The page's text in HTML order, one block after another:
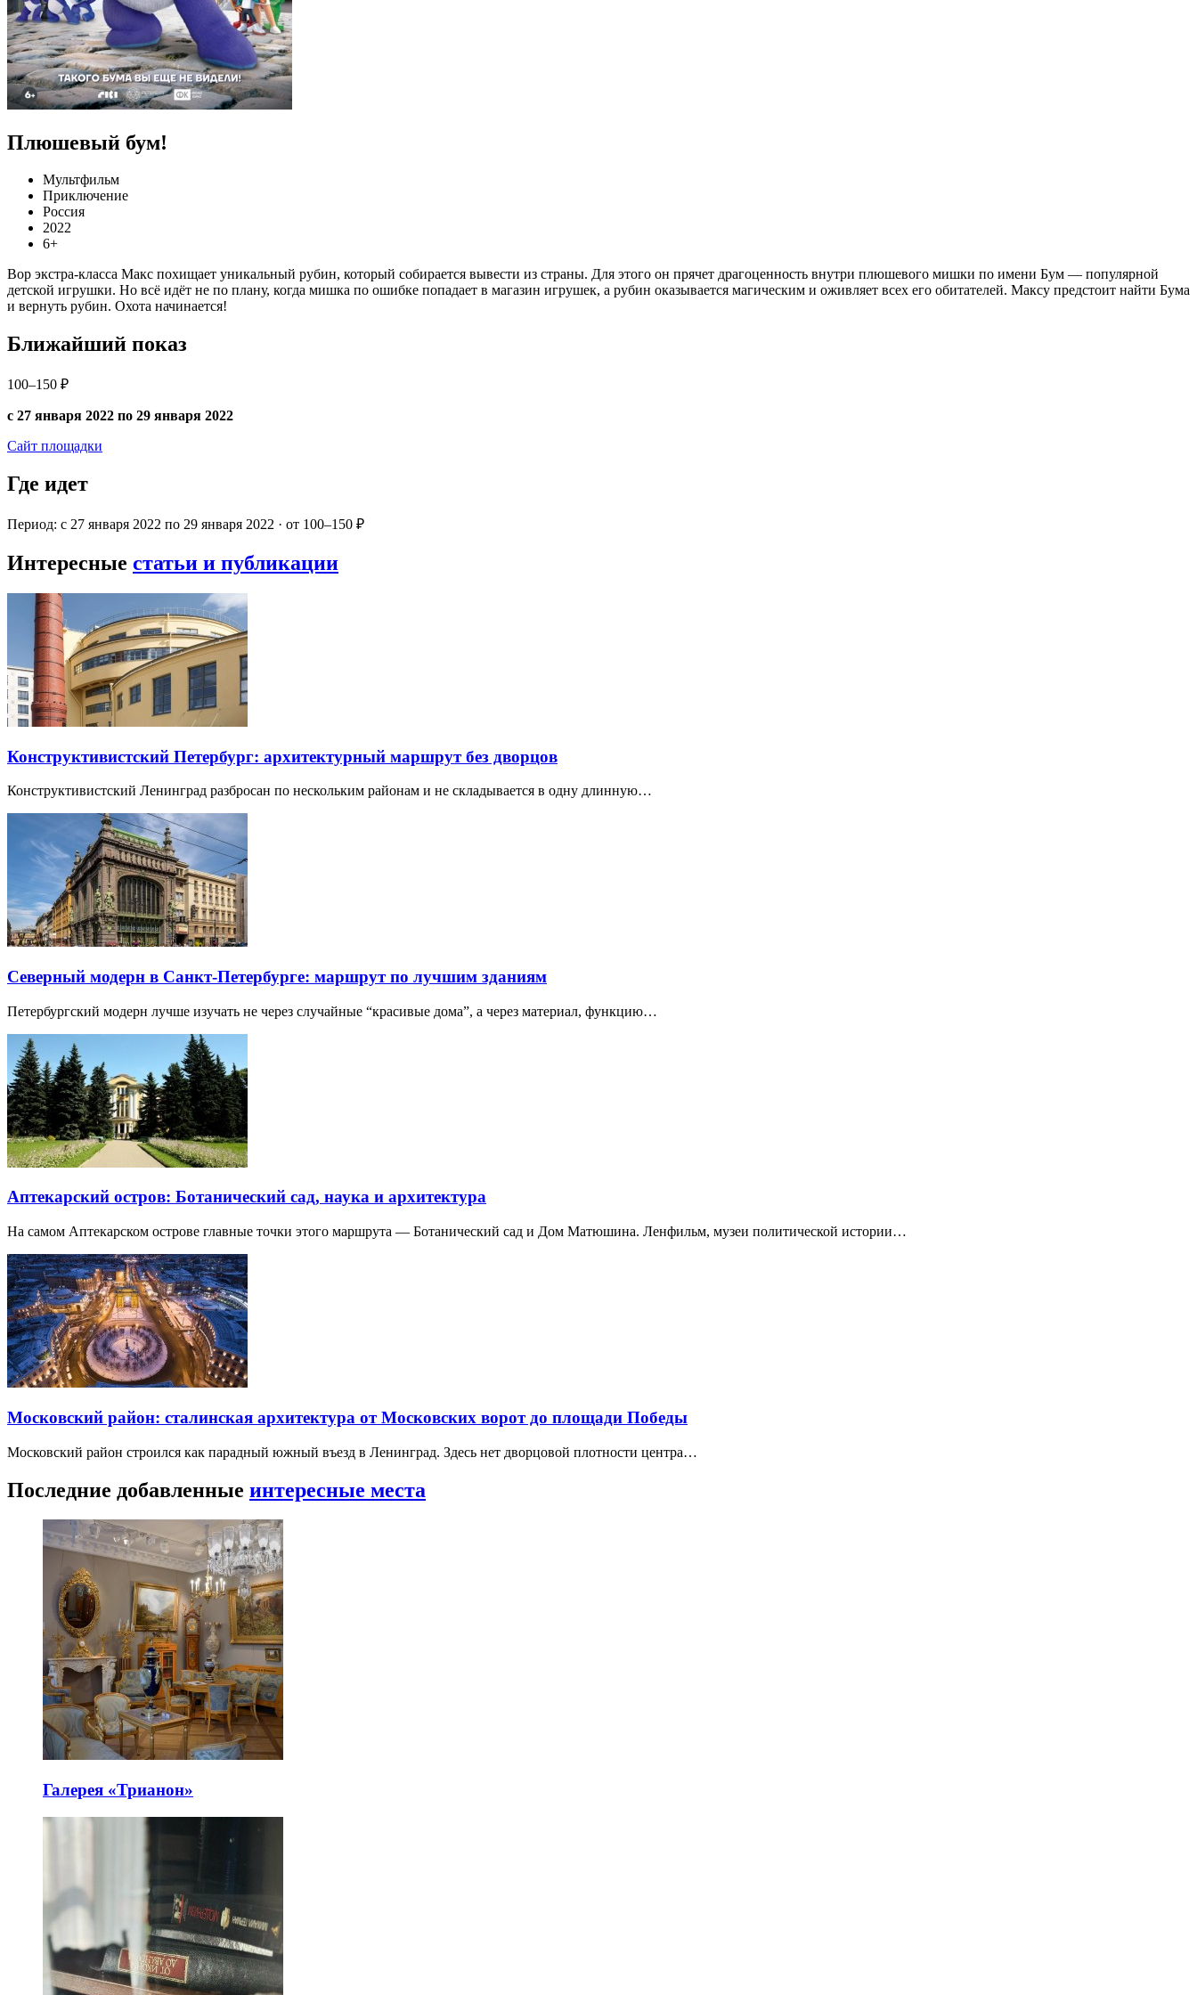
Плюшевый бум!
Мультфильм
Приключение
Россия
2022
6+
Вор экстра-класса Макс похищает уникальный рубин, который собирается вывести из страны. Для этого он прячет драгоценность внутри плюшевого мишки по имени Бум — популярной
детской игрушки. Но всё идёт не по плану, когда мишка по ошибке попадает в магазин игрушек, а рубин оказывается магическим и оживляет всех его обитателей. Максу предстоит найти Бума
и вернуть рубин. Охота начинается!
Ближайший показ
100–150 ₽
с 27 января 2022 по 29 января 2022
Сайт площадки
Где идет
Период: с 27 января 2022 по 29 января 2022 · от 100–150 ₽
Интересные статьи и публикации
Конструктивистский Петербург: архитектурный маршрут без дворцов
Конструктивистский Ленинград разбросан по нескольким районам и не складывается в одну длинную…
Северный модерн в Санкт-Петербурге: маршрут по лучшим зданиям
Петербургский модерн лучше изучать не через случайные “красивые дома”, а через материал, функцию…
Аптекарский остров: Ботанический сад, наука и архитектура
На самом Аптекарском острове главные точки этого маршрута — Ботанический сад и Дом Матюшина. Ленфильм, музеи политической истории…
Московский район: сталинская архитектура от Московских ворот до площади Победы
Московский район строился как парадный южный въезд в Ленинград. Здесь нет дворцовой плотности центра…
Последние добавленные интересные места
Галерея «Трианон»